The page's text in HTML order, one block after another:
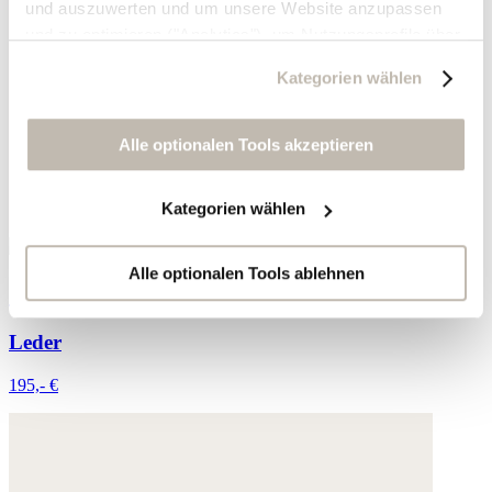
und auszuwerten und um unsere Website anzupassen
zu erstellen, um personalisierte Werbung auszuliefern,
Sie erneut mit Werbung anzusprechen sowie um unsere
Werbekampagnen auszuwerten ("Marketing").
Ihre Daten werden mit Dienstanbietern geteilt, die wir in
der Datenschutzerklärung genauer auflisten oder wenn
Sie auf "Kategorien wählen" klicken.
Indem Sie auf "Alle optionalen Tools akzeptieren" klicken,
erklären Sie sich mit der Nutzung der optionalen Tools
wie zuvor beschrieben einverstanden.
Kategorien wählen
Alle optionalen Tools akzeptieren
Kategorien wählen
Alle optionalen Tools ablehnen
Geflochtene Sandalen
Leder
195,- €